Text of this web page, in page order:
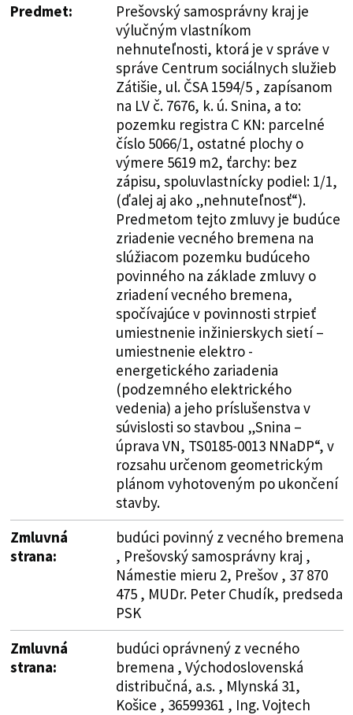
Predmet:
Prešovský samosprávny kraj je
výlučným vlastníkom
nehnuteľnosti, ktorá je v správe v
správe Centrum sociálnych služieb
Zátišie, ul. ČSA 1594/5 , zapísanom
na LV č. 7676, k. ú. Snina, a to:
pozemku registra C KN: parcelné
číslo 5066/1, ostatné plochy o
výmere 5619 m2, ťarchy: bez
zápisu, spoluvlastnícky podiel: 1/1,
(ďalej aj ako „nehnuteľnosť“).
Predmetom tejto zmluvy je budúce
zriadenie vecného bremena na
slúžiacom pozemku budúceho
povinného na základe zmluvy o
zriadení vecného bremena,
spočívajúce v povinnosti strpieť
umiestnenie inžinierskych sietí –
umiestnenie elektro -
energetického zariadenia
(podzemného elektrického
vedenia) a jeho príslušenstva v
súvislosti so stavbou „Snina –
úprava VN, TS0185-0013 NNaDP“, v
rozsahu určenom geometrickým
plánom vyhotoveným po ukončení
stavby.
Zmluvná
strana:
budúci povinný z vecného bremena
, Prešovský samosprávny kraj ,
Námestie mieru 2, Prešov , 37 870
475 , MUDr. Peter Chudík, predseda
PSK
Zmluvná
strana:
budúci oprávnený z vecného
bremena , Východoslovenská
distribučná, a.s. , Mlynská 31,
Košice , 36599361 , Ing. Vojtech